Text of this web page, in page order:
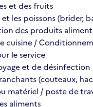
et des fruits
les poissons (brider,
des produits
cuisine /
le service
et de désinfection
(couteaux,
matériel / poste de
aliments